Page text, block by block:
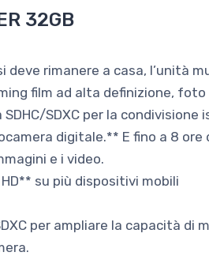
32GB
deve rimanere a casa, l’unità
film ad alta definizione,
SDXC per la
digitale.** E fino a 8
e i video.
su più dispositivi mobili
per ampliare la capacità di